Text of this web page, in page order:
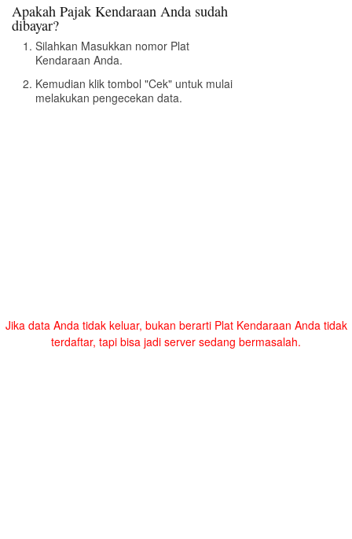
Apakah Pajak Kendaraan Anda sudah
dibayar?
Silahkan Masukkan nomor Plat
Kendaraan Anda.
Kemudian klik tombol "Cek" untuk mulai
melakukan pengecekan data.
Jika data Anda tidak keluar, bukan berarti Plat Kendaraan Anda tidak
terdaftar, tapi bisa jadi server sedang bermasalah.